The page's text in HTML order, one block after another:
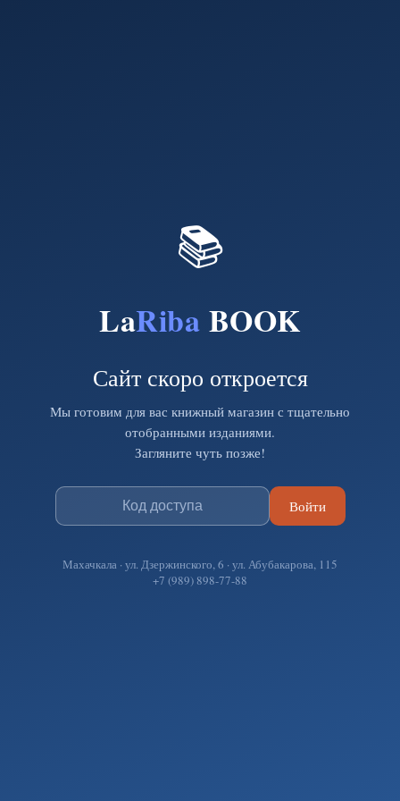
📚
LaRiba BOOK
Сайт скоро откроется
Мы готовим для вас книжный магазин с тщательно
отобранными изданиями.
Загляните чуть позже!
Войти
Махачкала · ул. Дзержинского, 6 · ул. Абубакарова, 115
+7 (989) 898-77-88